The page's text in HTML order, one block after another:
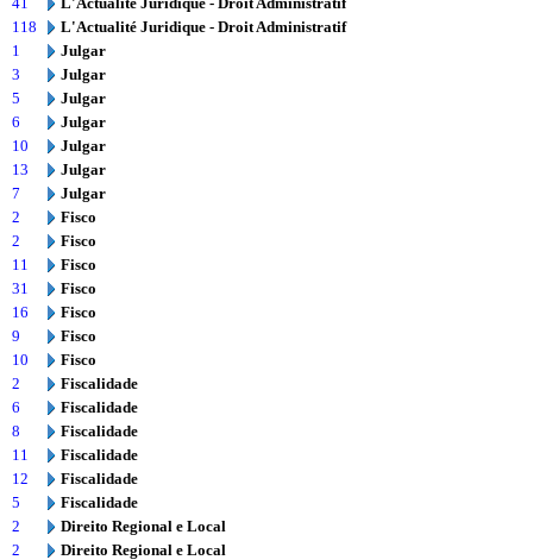
118
L'Actualité Juridique - Droit Administratif
1
Julgar
3
Julgar
5
Julgar
6
Julgar
10
Julgar
13
Julgar
7
Julgar
2
Fisco
2
Fisco
11
Fisco
31
Fisco
16
Fisco
9
Fisco
10
Fisco
2
Fiscalidade
6
Fiscalidade
8
Fiscalidade
11
Fiscalidade
12
Fiscalidade
5
Fiscalidade
2
Direito Regional e Local
2
Direito Regional e Local